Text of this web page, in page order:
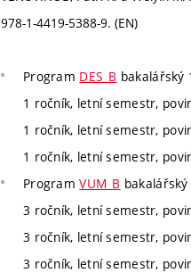
978-1-4419-5388-9. (EN)
Program DES_B bakalářský
1 ročník, letní semestr,
1 ročník, letní semestr,
1 ročník, letní semestr,
ProgramVUM_B
3 ročník, letní semestr,
3 ročník, letní semestr,
3 ročník, letní semestr,